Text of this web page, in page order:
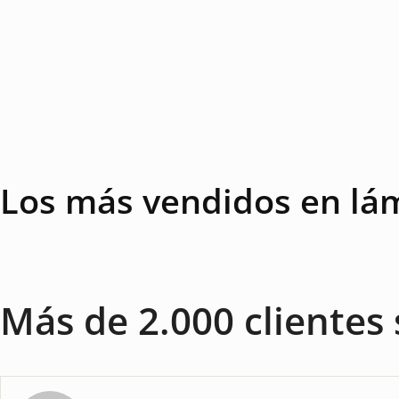
Los más vendidos en
Más de 2.000